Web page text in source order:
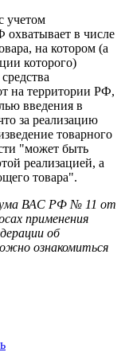
учетом
в числе
на котором (а
которого)
на территории РФ,
введения в
за реализацию
товарного
"может быть
реализацией, а
товара".
ВАС РФ № 11 от
применения
об
ознакомиться